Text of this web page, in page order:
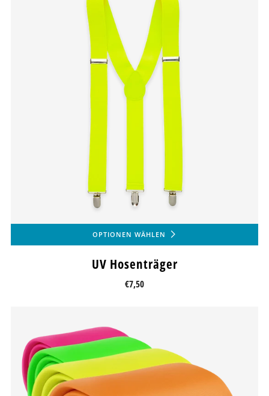
OPTIONEN WÄHLEN
UV Hosenträger
€7,50